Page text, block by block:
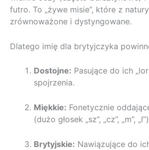
futro. To „żywe misie”, które z
zrównoważone i dystyngowane.
Dlatego imię dla brytyjczyka
Dostojne: Pasujące do ich
spojrzenia.
Miękkie: Fonetycznie
(dużo głosek „sz”, „cz”, „m”,
Brytyjskie: Nawiązujące do